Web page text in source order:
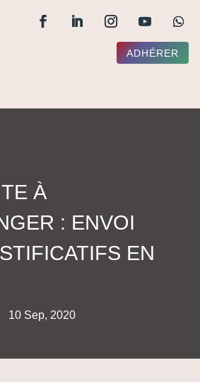
ADHÉRER
À
: ENVOI
EN
10 Sep, 2020